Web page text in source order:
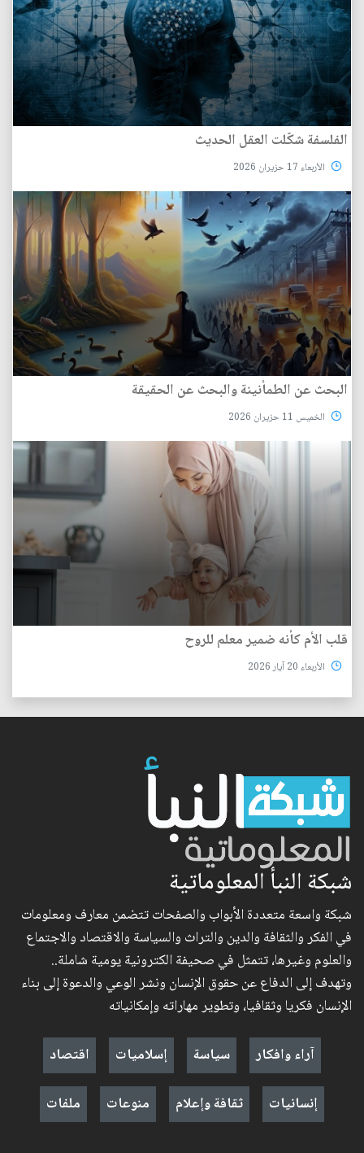
الفلسفة شكّلت العقل الحديث
الأربعاء 17 حزيران 2026
البحث عن الطمأنينة والبحث عن الحقيقة
الخميس 11 حزيران 2026
قلب الأم كأنه ضمير معلم للروح
الأربعاء 20 آيار 2026
شبكة النبأ المعلوماتية
شبكة واسعة متعددة الأبواب والصفحات تتضمن معارف ومعلومات
في الفكر والثقافة والدين والتراث والسياسة والاقتصاد والاجتماع
والعلوم وغيرها، تتمثل في صحيفة الكترونية يومية شاملة..
وتهدف إلى الدفاع عن حقوق الإنسان ونشر الوعي والدعوة إلى بناء
الإنسان فكريا وثقافيا، وتطوير مهاراته وإمكانياته
آراء وافكار
سياسة إسلاميات
اقتصاد
إنسانيات
ثقافة وإعلام منوعات ملفات